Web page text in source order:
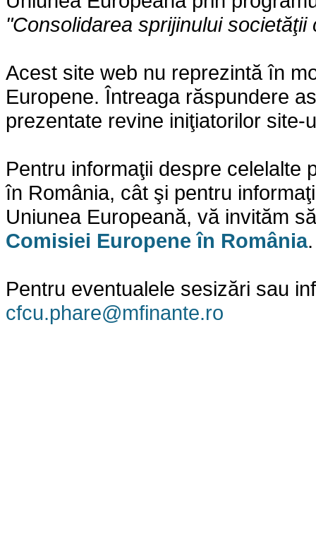
"Consolidarea sprijinului
Acest site web nu reprezintă în
Europene. Întreaga răspundere
prezentate revine iniţiatorilor site-
Pentru informaţii despre celelalte
în România, cât şi pentru
Uniunea Europeană, vă invităm
Comisiei Europene în România.
Pentru eventualele sesizări sau
cfcu.phare@mfinante.ro